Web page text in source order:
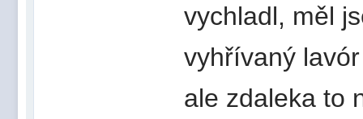
vychladl, měl
vyhřívaný
ale zdaleka to